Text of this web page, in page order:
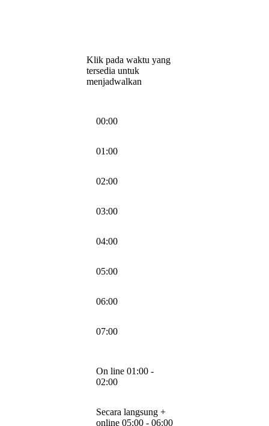
Klik pada waktu yang
tersedia untuk
menjadwalkan
00:00
01:00
02:00
03:00
04:00
05:00
06:00
07:00
On line 01:00 -
02:00
Secara langsung +
online 05:00 - 06:00